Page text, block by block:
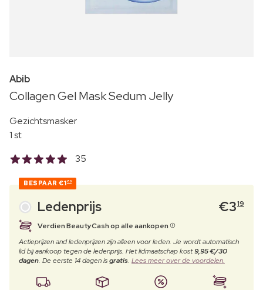
Abib
Collagen Gel Mask Sedum Jelly
Gezichtsmasker
1 st
35
BESPAAR €1 80
Ledenprijs €319
Verdien BeautyCash op alle aankopen
Actieprijzen and ledenprijzen zijn alleen voor leden. Je wordt automatisch
lid bij aankoop tegen de ledenprijs. Het lidmaatschap kost9,95 €/30
dagen. De eerste 14 dagen isgratis. Lees meer over de voordelen.